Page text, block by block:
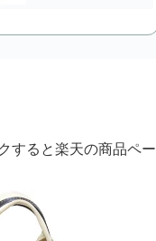
すると楽天の商品ペー